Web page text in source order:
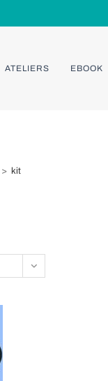
ATELIERS EBOOK
> kit